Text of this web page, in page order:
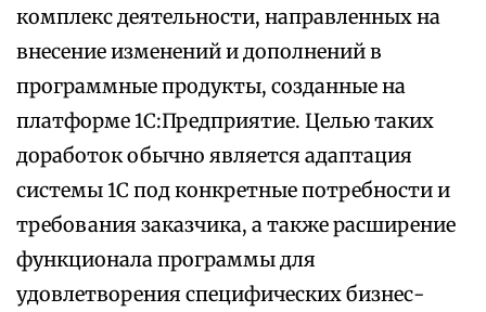
комплекс деятельности, направленных на
внесение изменений и дополнений в
программные продукты, созданные на
платформе 1С:Предприятие. Целью таких
доработок обычно является адаптация
системы 1С под конкретные потребности и
требования заказчика, а также расширение
функционала программы для
удовлетворения специфических бизнес-